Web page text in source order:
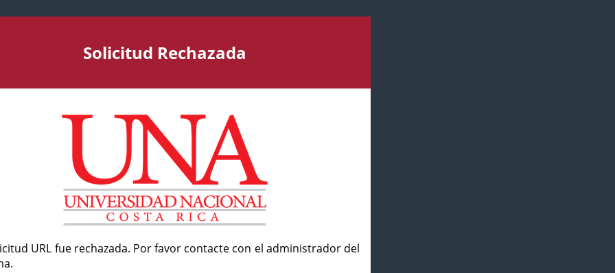
Solicitud Rechazada
URL fue rechazada. Por favor contacte con el administrador del